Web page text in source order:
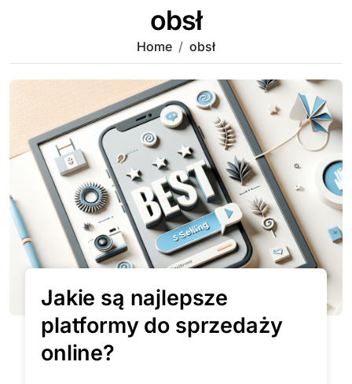
obsł
Home obsł
Jakie są najlepsze
platformy do sprzedaży
online?